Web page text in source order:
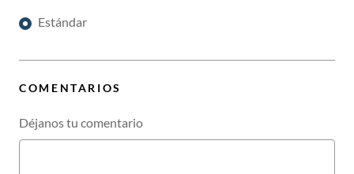
Estándar
COMENTARIOS
Déjanos tu comentario